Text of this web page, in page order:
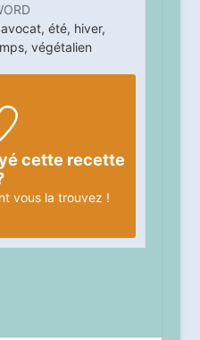
été, hiver,
végétalien
cette recette
vous la trouvez !